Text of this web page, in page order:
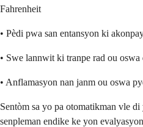
Fahrenheit
• Pèdi pwa san entansyon ki
• Swe lannwit ki tranpe rad ou oswa
• Anflamasyon nan janm ou oswa
Sentòm sa yo pa otomatikman vle
senpleman endike ke yon